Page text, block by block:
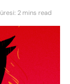
2 mins read